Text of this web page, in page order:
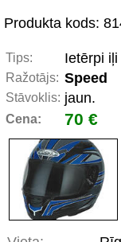
Produkta kods:
Tips: Ietērpi
Ražotājs: Speed
Stāvoklis: jaun.
Cena: 70 €